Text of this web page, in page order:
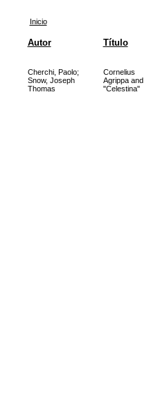
Inicio
Autor Título
Cherchi, Paolo;
Snow, Joseph
Thomas
Cornelius
Agrippa and
"Celestina"